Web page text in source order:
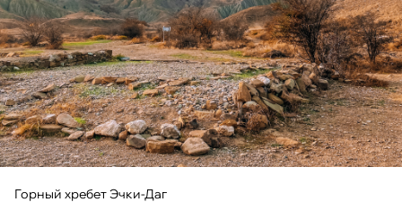
Горный хребет Эчки-Даг